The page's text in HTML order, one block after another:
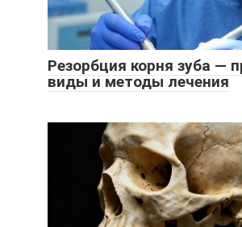
Резорбция корня зуба —
виды и методы лечения